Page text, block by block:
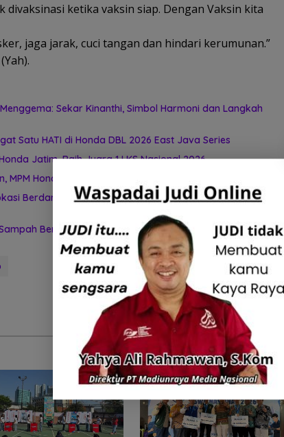
ketika vaksin siap. Dengan Vaksin kita
jaga jarak, cuci tangan dan hindari kerumunan.”
Sekar Kinanthi, Simbol Harmoni dan Langkah
Satu HATI di Honda DBL 2026 East Java Series
Jatim, Raih Juara 1 LKS Nasional 2026
Honda Jatim Raih Apresiasi
Berdampak Melalui Pelatihan Mekanik bagi Komunitas
Berkelanjutan Melalui TEBA Modern